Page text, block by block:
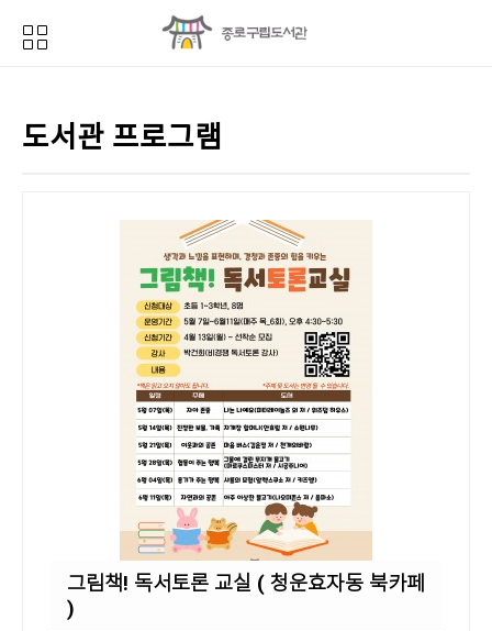
도서관 프로그램
그림책! 독서토론 교실 ( 청운효자동 북카페
)